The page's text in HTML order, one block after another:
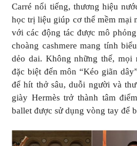
Carré nổi tiếng, thương hiệu
học trị liệu giúp cơ thể mềm mại
với các động tác được mô
choàng cashmere mang tính
dẻo dai. Không những thế, mọi
đặc biệt đến môn “Kéo giãn
để hít thở sâu, duỗi người và
giày Hermès trở thành tâm
ballet được sử dụng vòng tay để